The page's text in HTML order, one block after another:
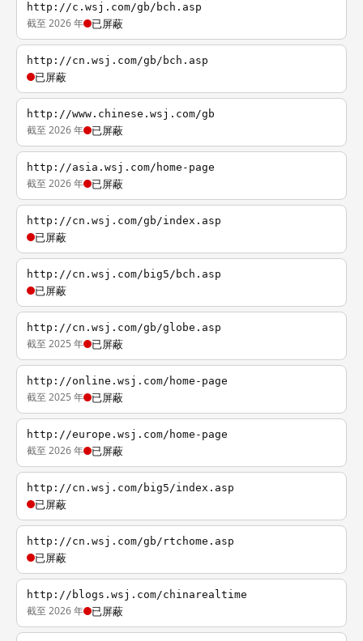
http://c.wsj.com/gb/bch.asp
截至 2026 年 已屏蔽
http://cn.wsj.com/gb/bch.asp
已屏蔽
http://www.chinese.wsj.com/gb
截至 2026 年 已屏蔽
http://asia.wsj.com/home-page
截至 2026 年 已屏蔽
http://cn.wsj.com/gb/index.asp
已屏蔽
http://cn.wsj.com/big5/bch.asp
已屏蔽
http://cn.wsj.com/gb/globe.asp
截至 2025 年 已屏蔽
http://online.wsj.com/home-page
截至 2025 年 已屏蔽
http://europe.wsj.com/home-page
截至 2026 年 已屏蔽
http://cn.wsj.com/big5/index.asp
已屏蔽
http://cn.wsj.com/gb/rtchome.asp
已屏蔽
http://blogs.wsj.com/chinarealtime
截至 2026 年 已屏蔽